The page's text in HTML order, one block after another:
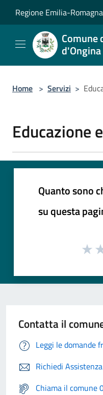
Regione Emilia-Romagna
Comune
d'Ongina
Home > Servizi >
Educazione
Quanto sono
su questa
Contatta il
Leggi le domande
Richiedi Assistenza
Chiama il comune